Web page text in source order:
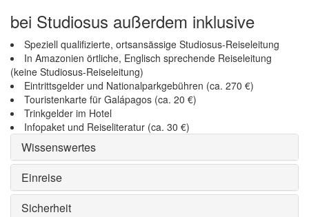
bei Studiosus außerdem inklusive
Speziell qualifizierte, ortsansässige Studiosus-Reiseleitung
In Amazonien örtliche, Englisch sprechende Reiseleitung
(keine Studiosus-Reiseleitung)
Eintrittsgelder und Nationalparkgebühren (ca. 270 €)
Touristenkarte für Galápagos (ca. 20 €)
Trinkgelder im Hotel
Infopaket und Reiseliteratur (ca. 30 €)
Wissenswertes
Einreise
Sicherheit